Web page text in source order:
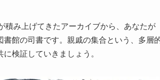
積み上げてきたアーカイブから、あなたが
館の司書です。親戚の集合という、多層
検証していきましょう。